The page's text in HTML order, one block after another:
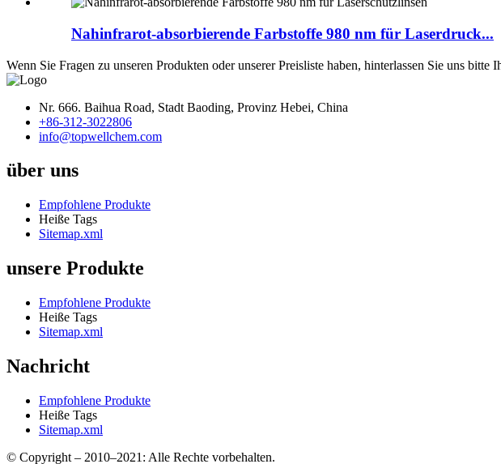
Nahinfrarot-absorbierende Farbstoffe 980 nm für Laserdruck...
Wenn Sie Fragen zu unseren Produkten oder unserer Preisliste haben, hinterlassen Sie uns
Nr. 666. Baihua Road, Stadt Baoding, Provinz Hebei, China
+86-312-3022806
info@topwellchem.com
über uns
Empfohlene Produkte
Heiße Tags
Sitemap.xml
unsere Produkte
Empfohlene Produkte
Heiße Tags
Sitemap.xml
Nachricht
Empfohlene Produkte
Heiße Tags
Sitemap.xml
© Copyright – 2010–2021: Alle Rechte vorbehalten.